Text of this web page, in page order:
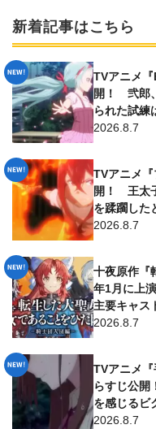
新着記事はこちら
TVアニメ
開！ 弐郎
られた試
2026.8.7
TVアニメ
開！ 王太
を蹂躙した
2026.8.7
十夜原作『
年1月に上
主要キャス
2026.8.7
TVアニメ
らすじ公
を感じるビ
2026.8.7